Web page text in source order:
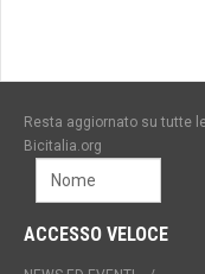
Resta aggiornato su tutte
Bicitalia.org
ACCESSO VELOCE